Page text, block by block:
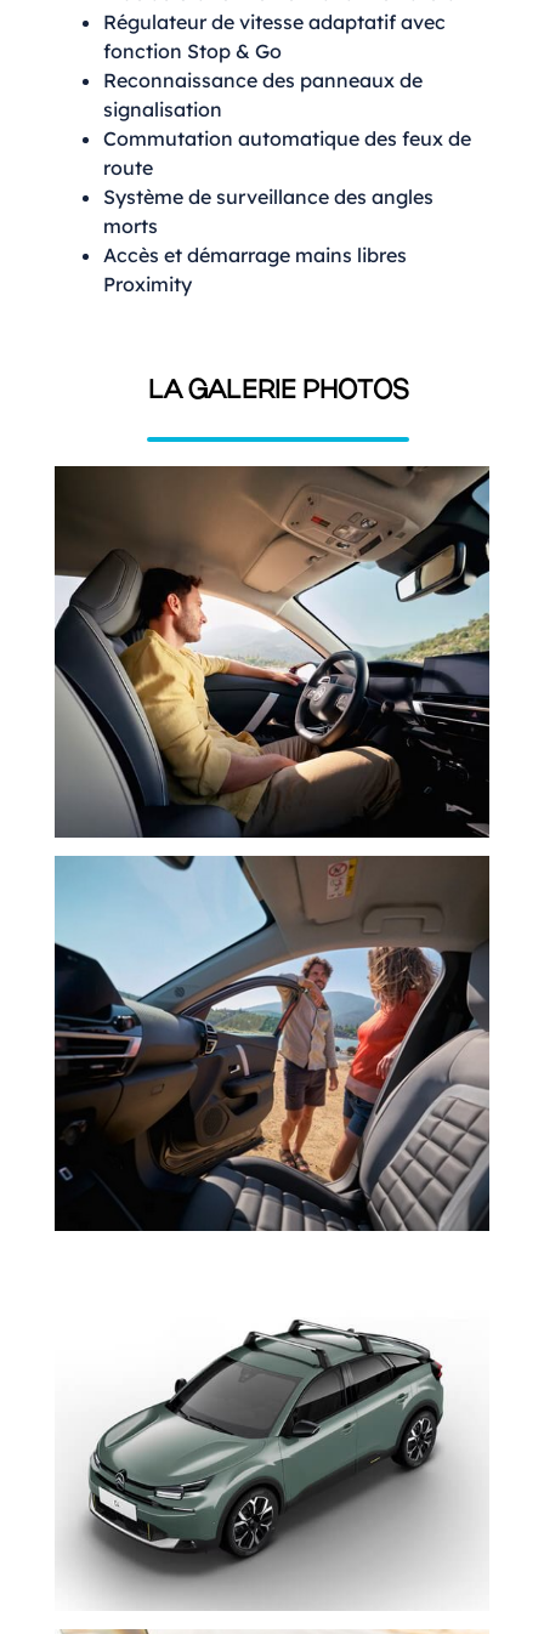
Régulateur de vitesse adaptatif avec
fonction Stop & Go
Reconnaissance des panneaux de
signalisation
Commutation automatique des feux de
route
Système de surveillance des angles
morts
Accès et démarrage mains libres
Proximity
LA GALERIE PHOTOS